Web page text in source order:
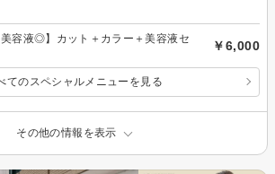
容液◎】カット＋カラー＋美容液セ
￥6,000
てのスペシャルメニューを見る
その他の情報を表示